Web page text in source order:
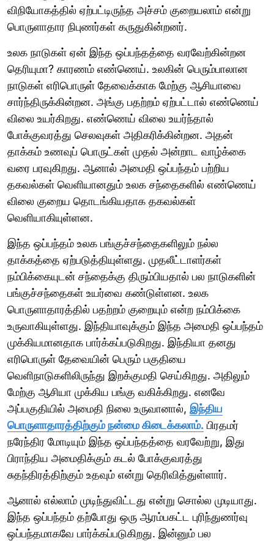
விநியோகத்தில் ஏற்பட்டிருந்த அச்சம் குறையலாம் என்று
பொருளாதார நிபுணர்கள் கருதுகின்றனர்.
உலக நாடுகள் ஏன் இந்த ஒப்பந்தத்தை வரவேற்கின்றன
தெரியுமா? காரணம் எண்ணெய். உலகின் பெரும்பாலான
நாடுகள் எரிபொருள் தேவைக்காக மேற்கு ஆசியாவை
சார்ந்திருக்கின்றன. அங்கு பதற்றம் ஏற்பட்டால் எண்ணெய்
விலை உயர்கிறது. எண்ணெய் விலை உயர்ந்தால்
போக்குவரத்து செலவுகள் அதிகரிக்கின்றன. அதன்
தாக்கம் உணவுப் பொருட்கள் முதல் அன்றாட வாழ்க்கை
வரை பரவுகிறது. ஆனால் அமைதி ஒப்பந்தம் பற்றிய
தகவல்கள் வெளியானதும் உலக சந்தைகளில் எண்ணெய்
விலை குறைய தொடங்கியதாக தகவல்கள்
வெளியாகியுள்ளன.
இந்த ஒப்பந்தம் உலக பங்குச்சந்தைகளிலும் நல்ல
தாக்கத்தை ஏற்படுத்தியுள்ளது. முதலீட்டாளர்கள்
நம்பிக்கையுடன் சந்தைக்கு திரும்பியதால் பல நாடுகளின்
பங்குச்சந்தைகள் உயர்வை கண்டுள்ளன. உலக
பொருளாதாரத்தில் பதற்றம் குறையும் என்ற நம்பிக்கை
உருவாகியுள்ளது. இந்தியாவுக்கும் இந்த அமைதி ஒப்பந்தம்
முக்கியமானதாக பார்க்கப்படுகிறது. இந்தியா தனது
எரிபொருள் தேவையின் பெரும் பகுதியை
வெளிநாடுகளிலிருந்து இறக்குமதி செய்கிறது. அதிலும்
மேற்கு ஆசியா முக்கிய பங்கு வகிக்கிறது. எனவே
அப்பகுதியில் அமைதி நிலை உருவானால், இந்திய
பொருளாதாரத்திற்கும் நன்மை கிடைக்கலாம். பிரதமர்
நரேந்திர மோடியும் இந்த ஒப்பந்தத்தை வரவேற்று, இது
பிராந்திய அமைதிக்கும் கடல் போக்குவரத்து
சுதந்திரத்திற்கும் உதவும் என்று தெரிவித்துள்ளார்.
ஆனால் எல்லாம் முடிந்துவிட்டது என்று சொல்ல முடியாது.
இந்த ஒப்பந்தம் தற்போது ஒரு ஆரம்பகட்ட புரிந்துணர்வு
ஒப்பந்தமாகவே பார்க்கப்படுகிறது. இன்னும் பல